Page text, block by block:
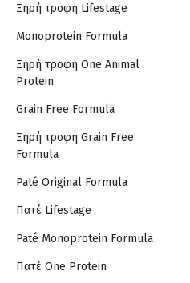
Ξηρή τροφή Lifestage
Monoprotein Formula
Ξηρή τροφή One Animal
Protein
Grain Free Formula
Ξηρή τροφή Grain Free
Formula
Paté Original Formula
Πατέ Lifestage
Paté Monoprotein Formula
Πατέ One Protein